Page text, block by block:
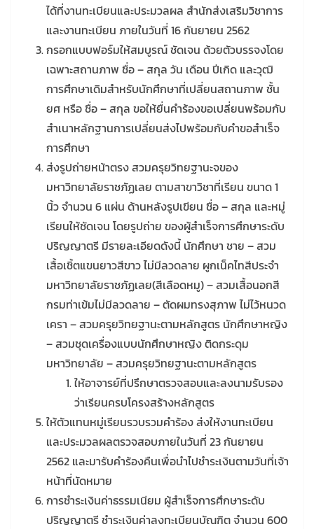
ได้ที่งานทะเบียนและประมวลผล สำนักส่งเสริมวิชาการ
และงานทะเบียน ภายในวันที่ 16 กันยายน 2562
กรอกแบบฟอร์มให้สมบูรณ์ ชัดเจน ด้วยตัวบรรจงโดย
เฉพาะสถานภาพ ชื่อ – สกุล วัน เดือน ปีเกิด และวุฒิ
การศึกษาเดิมสำหรับนักศึกษาที่เปลี่ยนสถานภาพ ชั้น
ยศ หรือ ชื่อ – สกุล ขอให้ยื่นคำร้องขอเปลี่ยนพร้อมกับ
สำเนาหลักฐานการเปลี่ยนส่งไปพร้อมกับคำขอสำเร็จ
การศึกษา
ส่งรูปถ่ายหน้าตรง สวมครุยวิทยฐานะจของ
มหาวิทยาลัยราชภัฏเลย ตามสาขาวิชาที่เรียน ขนาด 1
นิ้ว จำนวน 6 แผ่น ด้านหลังรูปเขียน ชื่อ – สกุล และหมู่
เรียนให้ชัดเจน โดยรูปถ่าย ของผู้สำเร็จการศึกษาระดับ
ปริญญาตรี มีรายละเอียดดังนี้ นักศึกษา ชาย – สวม
เสื้อเชิ้ตแขนยาวสีขาว ไม่มีลวดลาย ผูกเน็คไทสีประจำ
มหาวิทยาลัยราชภัฏเลย(สีเลือดหมู) – สวมเสื้อนอกสี
กรมท่าเข้มไม่มีลวดลาย – ตัดผมทรงสุภาพ ไม่ไว้หนวด
เครา – สวมครุยวิทยฐานะตามหลักสูตร นักศึกษาหญิง
– สวมชุดเครื่องแบบนักศึกษาหญิง ติดกระดุม
มหาวิทยาลัย – สวมครุยวิทยฐานะตามหลักสูตร
ให้อาจารย์ที่ปรึกษาตรวจสอบและลงนามรับรอง
ว่าเรียนครบโครงสร้างหลักสูตร
ให้ตัวแทนหมู่เรียนรวบรวมคำร้อง ส่งให้งานทะเบียน
และประมวลผลตรวจสอบภายในวันที่ 23 กันยายน
2562 และมารับคำร้องคืนเพื่อนำไปชำระเงินตามวันที่เจ้า
หน้าที่นัดหมาย
การชำระเงินค่าธรรมเนียม ผู้สำเร็จการศึกษาระดับ
ปริญญาตรี ชำระเงินค่าลงทะเบียนบัณฑิต จำนวน 600